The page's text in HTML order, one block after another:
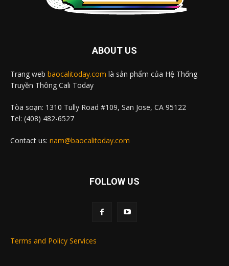
ABOUT US
Trang web baocalitoday.com là sản phẩm của Hệ Thống
Truyền Thông Cali Today
Tòa soạn: 1310 Tully Road #109, San Jose, CA 95122
Tel: (408) 482-6527
Contact us: nam@baocalitoday.com
FOLLOW US
Terms and Policy Services